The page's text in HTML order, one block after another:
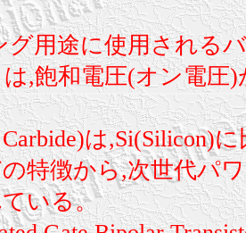
用途に使用される
,飽和電圧(オン電圧
は,Si(Silicon)
特徴から,次世代パ
いる。